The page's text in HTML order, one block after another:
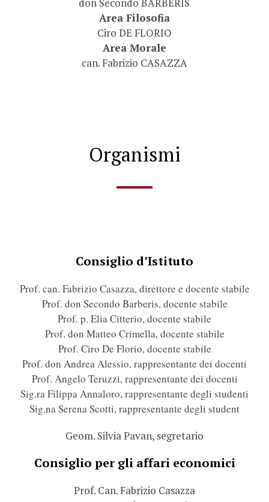
Area Filosofia
Ciro DE FLORIO
Area Morale
can. Fabrizio CASAZZA
Organismi
Consiglio d’Istituto
Prof. can. Fabrizio Casazza, direttore e docente stabile
Prof. don Secondo Barberis, docente stabile
Prof. p. Elia Citterio, docente stabile
Prof. don Matteo Crimella, docente stabile
Prof. Ciro De Florio, docente stabile
Prof. don Andrea Alessio, rappresentante dei docenti
Prof. Angelo Teruzzi, rappresentante dei docenti
Sig.raFilippa Annaloro, rappresentante degli studenti
Sig.naSerena Scotti, rappresentante degli student
Geom. Silvia Pavan, segretario
Consiglio per gli affari economici
Prof. Can. Fabrizio Casazza